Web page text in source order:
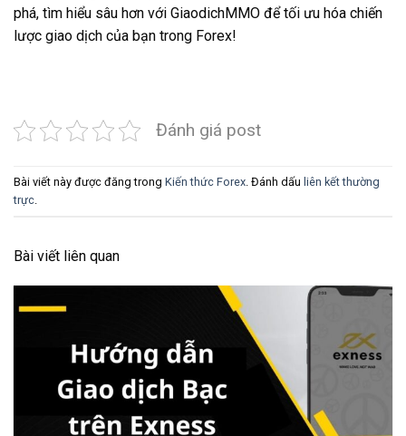
phá, tìm hiểu sâu hơn với GiaodichMMO để tối ưu hóa chiến
lược giao dịch của bạn trong Forex!
Đánh giá post
Bài viết này được đăng trong Kiến thức Forex . Đánh dấu liên kết thường
trực
Bài viết liên quan